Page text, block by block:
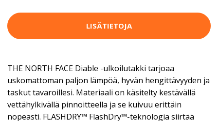
LISÄTIETOJA
THE NORTH FACE Diable -ulkoilutakki tarjoaa
uskomattoman paljon lämpöä, hyvän hengittävyyden ja
taskut tavaroillesi. Materiaali on käsitelty kestävällä
vettähylkivällä pinnoitteella ja se kuivuu erittäin
nopeasti. FLASHDRY™ FlashDry™-teknologia siirtää